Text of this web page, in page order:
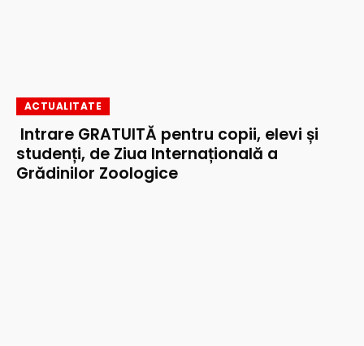
ACTUALITATE
Intrare GRATUITĂ pentru copii, elevi și
studenți, de Ziua Internațională a
Grădinilor Zoologice